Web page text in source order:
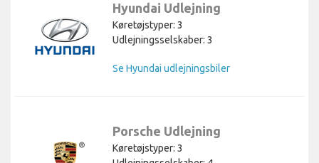
Hyundai Udlejning
Køretøjstyper: 3
Udlejningsselskaber: 3
Se Hyundai udlejningsbiler
Porsche Udlejning
Køretøjstyper: 3